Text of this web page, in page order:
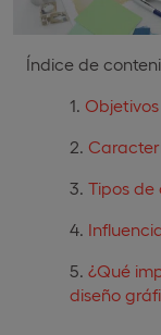
Índice de
Tipos de
¿Qué
diseño